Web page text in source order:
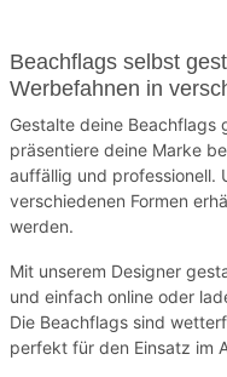
Beachflags selbst
Werbefahnen in
Gestalte deine Beachflags
präsentiere deine Marke
auffällig und professionell.
verschiedenen Formen
werden.
Mit unserem Designer
und einfach online oder
Die Beachflags sind
perfekt für den Einsatz im